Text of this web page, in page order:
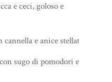
e ceci, goloso e
e anice stellato
sugo di pomodori e